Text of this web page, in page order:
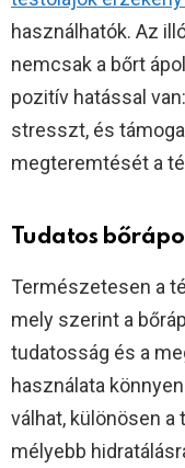
használhatók. Az
nemcsak a bőrt
pozitív hatással
stresszt, és
megteremtését a
Tudatos
Természetesen a
mely szerint a
tudatosság és a
használata
válhat, különösen a
mélyebb